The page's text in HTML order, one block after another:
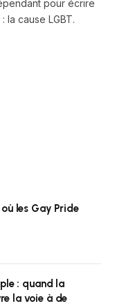
pour écrire
la cause LGBT.
les Gay Pride
: quand la
la voie à de